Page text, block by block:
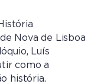
Nova de Lisboa
Luís
como a
história.